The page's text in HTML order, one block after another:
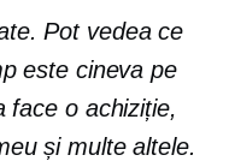
Pot vedea ce
este cineva pe
face o achiziție,
și multe altele.